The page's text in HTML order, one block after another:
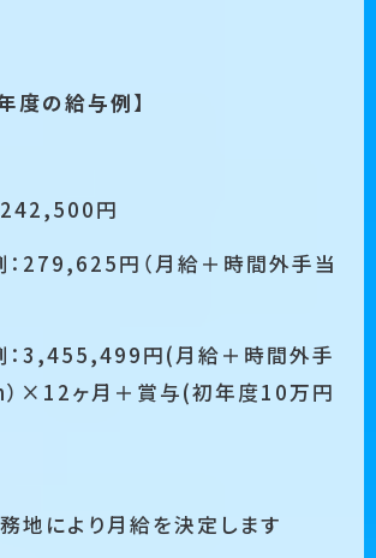
度の給与例】
242,500円
：279,625円（月給＋時間外手当
：3,455,499円(⽉給＋時間外手
×12ヶ⽉＋賞与(初年度10万円
地により⽉給を決定します